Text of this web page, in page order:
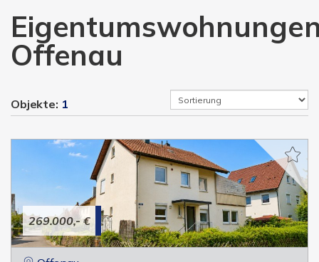
Offenau
Objekte: 1
269.000,- €